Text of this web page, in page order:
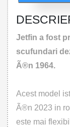
Jetfin a fost
scufundari
Ã®n 1964.
Acest model
Ã®n 2023 in
este mai